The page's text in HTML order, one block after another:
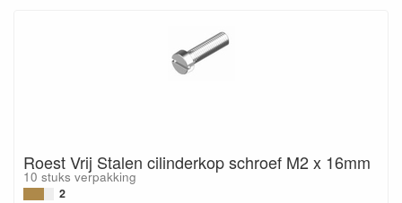
Roest Vrij Stalen cilinderkop schroef M2 x 16mm
10 stuks verpakking
2